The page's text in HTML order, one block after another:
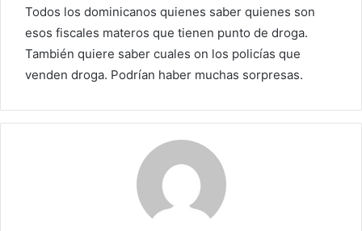
Todos los dominicanos quienes saber quienes son
esos fiscales materos que tienen punto de droga.
También quiere saber cuales on los policías que
venden droga. Podrían haber muchas sorpresas.